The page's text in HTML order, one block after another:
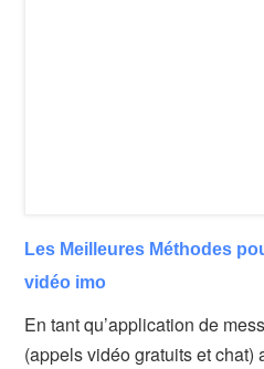
Les Meilleures Méthodes
vidéo imo
En tant qu’application de
(appels vidéo gratuits et